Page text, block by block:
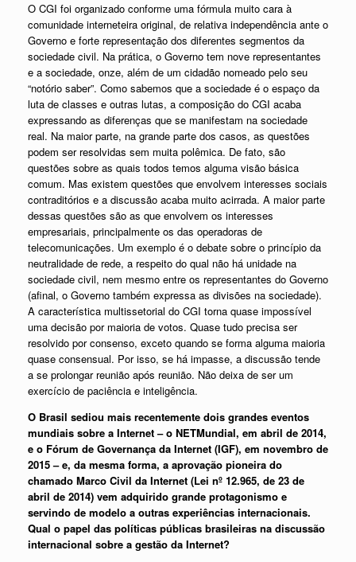
O CGI foi organizado conforme uma fórmula muito cara à
comunidade interneteira original, de relativa independência ante o
Governo e forte representação dos diferentes segmentos da
sociedade civil. Na prática, o Governo tem nove representantes
e a sociedade, onze, além de um cidadão nomeado pelo seu
“notório saber”. Como sabemos que a sociedade é o espaço da
luta de classes e outras lutas, a composição do CGI acaba
expressando as diferenças que se manifestam na sociedade
real. Na maior parte, na grande parte dos casos, as questões
podem ser resolvidas sem muita polêmica. De fato, são
questões sobre as quais todos temos alguma visão básica
comum. Mas existem questões que envolvem interesses sociais
contraditórios e a discussão acaba muito acirrada. A maior parte
dessas questões são as que envolvem os interesses
empresariais, principalmente os das operadoras de
telecomunicações. Um exemplo é o debate sobre o princípio da
neutralidade de rede, a respeito do qual não há unidade na
sociedade civil, nem mesmo entre os representantes do Governo
(afinal, o Governo também expressa as divisões na sociedade).
A característica multissetorial do CGI torna quase impossível
uma decisão por maioria de votos. Quase tudo precisa ser
resolvido por consenso, exceto quando se forma alguma maioria
quase consensual. Por isso, se há impasse, a discussão tende
a se prolongar reunião após reunião. Não deixa de ser um
exercício de paciência e inteligência.
O Brasil sediou mais recentemente dois grandes eventos
mundiais sobre a Internet – o NETMundial, em abril de 2014,
e o Fórum de Governança da Internet (IGF), em novembro de
2015 – e, da mesma forma, a aprovação pioneira do
chamado Marco Civil da Internet (Lei nº 12.965, de 23 de
abril de 2014) vem adquirido grande protagonismo e
servindo de modelo a outras experiências internacionais.
Qual o papel das políticas públicas brasileiras na discussão
internacional sobre a gestão da Internet?